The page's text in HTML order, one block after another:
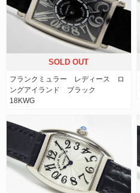
SOLD OUT
フランクミュラー レディース ロ
ングアイランド ブラック
18KWG